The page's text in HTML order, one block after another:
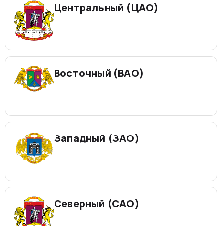
Центральный (ЦАО)
Восточный (ВАО)
Западный (ЗАО)
Северный (САО)